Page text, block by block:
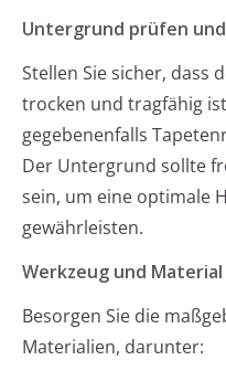
Untergrund prüfen
Stellen Sie sicher, dass
trocken und tragfähig
gegebenenfalls
Der Untergrund sollte
sein, um eine optimale
gewährleisten.
Werkzeug und Material
Besorgen Sie die
Materialien, darunter: